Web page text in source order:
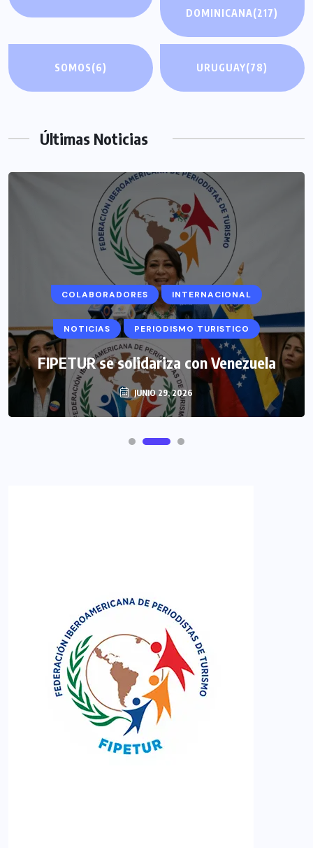
DOMINICANA(217)
SOMOS(6) URUGUAY(78)
Últimas Noticias
COLABORADORES INTERNACIONAL
NOTICIAS PERIODISMO TURISTICO
FIPETUR se solidariza con Venezuela
JUNIO 29, 2026